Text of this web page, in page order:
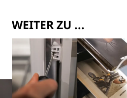
WEITER ZU ...